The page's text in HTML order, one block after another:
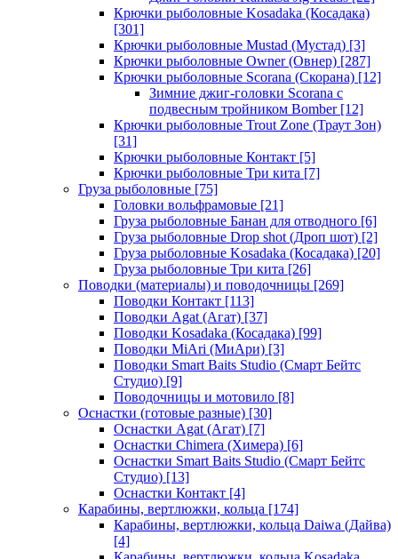
Крючки рыболовные Kosadaka (Косадака)
[301]
Крючки рыболовные Mustad (Мустад) [3]
Крючки рыболовные Owner (Овнер) [287]
Крючки рыболовные Scorana (Скорана) [12]
Зимние джиг-головки Scorana с
подвесным тройником Bomber[12]
Крючки рыболовные Trout Zone (Траут Зон)
[31]
Крючки рыболовные Контакт [5]
Крючки рыболовные Три кита [7]
Груза рыболовные [75]
Головки вольфрамовые [21]
Груза рыболовные Банан для отводного [6]
Груза рыболовные Drop shot (Дроп шот) [2]
Груза рыболовные Kosadaka (Косадака) [20]
Груза рыболовные Три кита [26]
Поводки (материалы) и поводочницы [269]
Поводки Контакт [113]
Поводки Agat (Агат) [37]
Поводки Kosadaka (Косадака) [99]
Поводки MiAri (МиАри) [3]
Поводки Smart Baits Studio (Смарт Бейтс
Студио) [9]
Поводочницы и мотовило [8]
Оснастки (готовые разные) [30]
Оснастки Agat (Агат) [7]
Оснастки Chimera (Химера) [6]
Оснастки Smart Baits Studio (Смарт Бейтс
Студио) [13]
Оснастки Контакт [4]
Карабины, вертлюжки, кольца [174]
Карабины, вертлюжки, кольца Daiwa (Дайва)
[4]